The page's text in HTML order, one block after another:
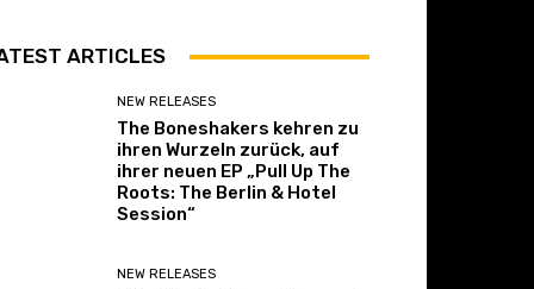
ARTICLES
NEW RELEASES
The Boneshakers kehren zu
ihren Wurzeln zurück, auf
ihrer neuen EP „Pull Up The
Roots: The Berlin & Hotel
Session“
NEW RELEASES